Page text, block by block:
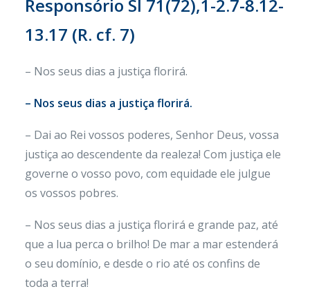
Responsório Sl 71(72),1-2.7-8.12-
13.17 (R. cf. 7)
– Nos seus dias a justiça florirá.
– Nos seus dias a justiça florirá.
– Dai ao Rei vossos poderes, Senhor Deus, vossa
justiça ao descendente da realeza! Com justiça ele
governe o vosso povo, com equidade ele julgue
os vossos pobres.
– Nos seus dias a justiça florirá e grande paz, até
que a lua perca o brilho! De mar a mar estenderá
o seu domínio, e desde o rio até os confins de
toda a terra!